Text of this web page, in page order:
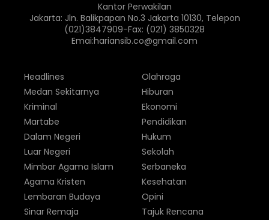
Kantor Perwakilan
Jakarta: Jln. Balikpapan No.3 Jakarta 10130, Telepon
(021)3847909-Fax: (021) 3850328
Emai:hariansib.co@gmail.com
Headlines
Medan Sekitarnya
Kriminal
Martabe
Dalam Negeri
Luar Negeri
Olahraga
Hiburan
Ekonomi
Pendidikan
Hukum
Sekolah
Mimbar Agama Islam
Agama Kristen
Lembaran Budaya
Sinar Remaja
Serbaneka
Kesehatan
Opini
Tajuk Rencana